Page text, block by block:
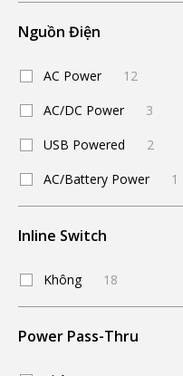
Nguồn Điện
AC Power
12
AC/DC Power
3
USB Powered
2
AC/Battery Power
1
Inline Switch
Không 18
Power Pass-Thru